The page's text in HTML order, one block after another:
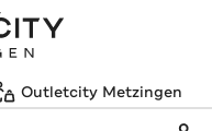
Outletcity Metzingen